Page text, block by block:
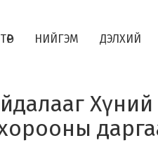
НИЙГЭМ ДЭЛХИЙ